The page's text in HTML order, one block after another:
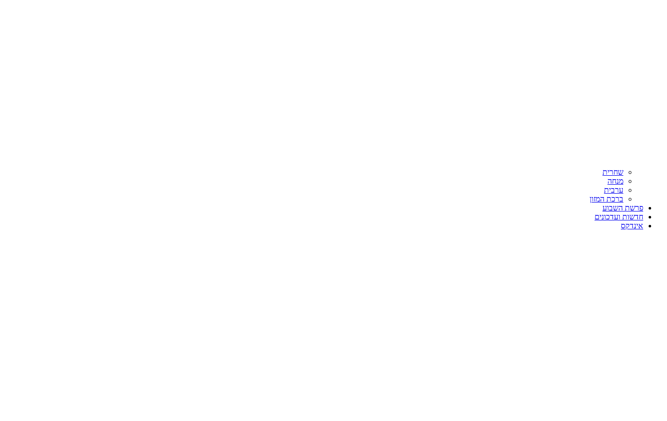
שחרית
מנחה
ערבית
ברכת המזון
פרשת השבוע
חדשות ועדכונים
אינדקס